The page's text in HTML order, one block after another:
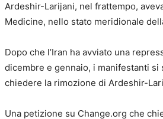
Ardeshir-Larijani, nel frattempo,
Medicine, nello stato meridionale
Dopo che l’Iran ha avviato una
dicembre e gennaio, i manifestanti
chiedere la rimozione di Ardeshir-
Una petizione su Change.org che